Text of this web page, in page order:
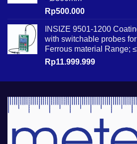
Rp500.000
INSIZE 9501-1200
with switchable probes
Ferrous material Range;
Rp11.999.999